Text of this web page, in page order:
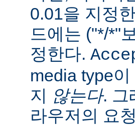
0.01을 지정
드에는 ("*/*"
정한다.
media type
지
않는다. 그
라우저의 요